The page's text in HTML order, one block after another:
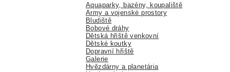
Aquaparky, bazény, koupaliště
Army a vojenské prostory
Bludiště
Bobové dráhy
Dětská hřiště venkovní
Dětské koutky
Dopravní hřiště
Galerie
Hvězdárny a planetária